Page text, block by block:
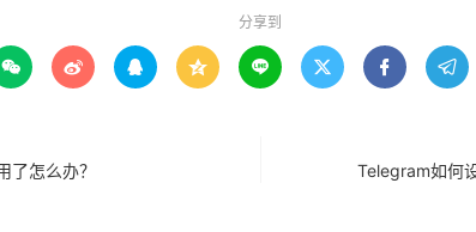
分享到
       
了怎么办？ Telegram如何